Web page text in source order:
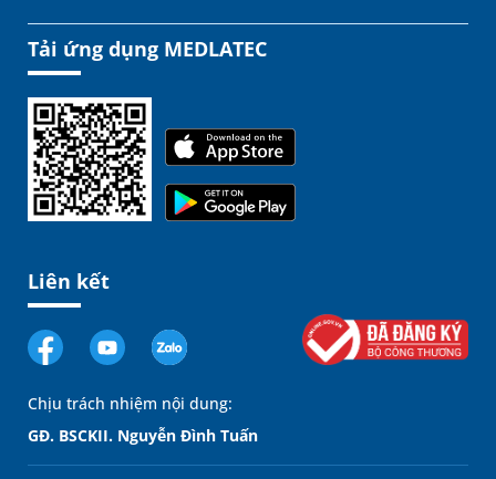
Tải ứng dụng MEDLATEC
Liên kết
Chịu trách nhiệm nội dung:
GĐ. BSCKII. Nguyễn Đình Tuấn